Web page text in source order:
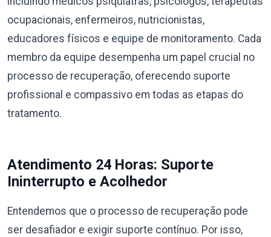
ocupacionais, enfermeiros, nutricionistas,
educadores físicos e equipe de monitoramento. Cada
membro da equipe desempenha um papel crucial no
processo de recuperação, oferecendo suporte
profissional e compassivo em todas as etapas do
tratamento.
Atendimento 24 Horas: Suporte
Ininterrupto e Acolhedor
Entendemos que o processo de recuperação pode
ser desafiador e exigir suporte contínuo. Por isso,